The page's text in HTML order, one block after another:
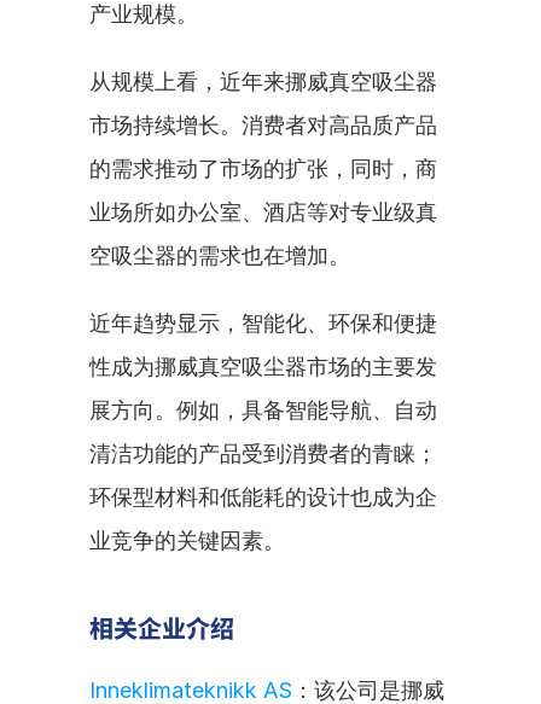
产业规模。
从规模上看，近年来挪威真空吸尘器
市场持续增长。消费者对高品质产品
的需求推动了市场的扩张，同时，商
业场所如办公室、酒店等对专业级真
空吸尘器的需求也在增加。
近年趋势显示，智能化、环保和便捷
性成为挪威真空吸尘器市场的主要发
展方向。例如，具备智能导航、自动
清洁功能的产品受到消费者的青睐；
环保型材料和低能耗的设计也成为企
业竞争的关键因素。
相关企业介绍
Inneklimateknikk AS ：该公司是挪威